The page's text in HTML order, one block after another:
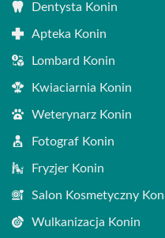
Dentysta Konin
Apteka Konin
Lombard Konin
Kwiaciarnia Konin
Weterynarz Konin
Fotograf Konin
Fryzjer Konin
Salon Kosmetyczny
Wulkanizacja Konin